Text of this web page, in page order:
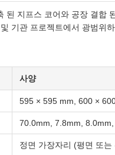
된 지프스 코어와 공장 결합
기관 프로젝트에서 광범위
사양
595 × 595 mm, 600 ×
70.0mm, 7.8mm,
정면 가장자리 (평면 또